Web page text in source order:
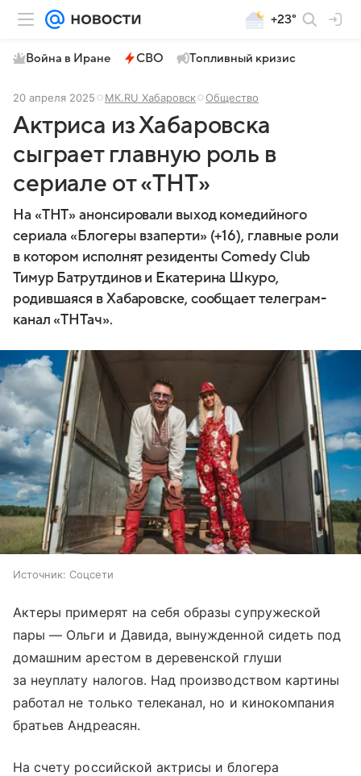
+23°
Война в Иране СВО Топливный кризис
20 апреля 2025 МК.RU Хабаровск Общество
Актриса из Хабаровска
сыграет главную роль в
сериале от «ТНТ»
На «ТНТ» анонсировали выход комедийного
сериала «Блогеры взаперти» (+16), главные роли
в котором исполнят резиденты Comedy Club
Тимур Батрутдинов и Екатерина Шкуро,
родившаяся в Хабаровске, сообщает телеграм-
канал «ТНТач».
Источник: Соцсети
Актеры примерят на себя образы супружеской
пары — Ольги и Давида, вынужденной сидеть под
домашним арестом в деревенской глуши
за неуплату налогов. Над производством картины
работал не только телеканал, но и кинокомпания
братьев Андреасян.
На счету российской актрисы и блогера